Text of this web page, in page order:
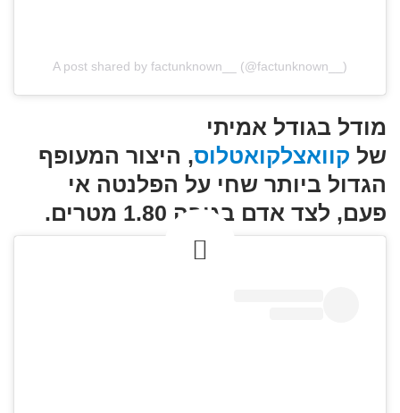
A post shared by factunknown__ (@factunknown__)
מודל בגודל אמיתי
של קוואצלקואטלוס, היצור המעופף
הגדול ביותר שחי על הפלנטה אי
פעם, לצד אדם בגובה 1.80 מטרים.